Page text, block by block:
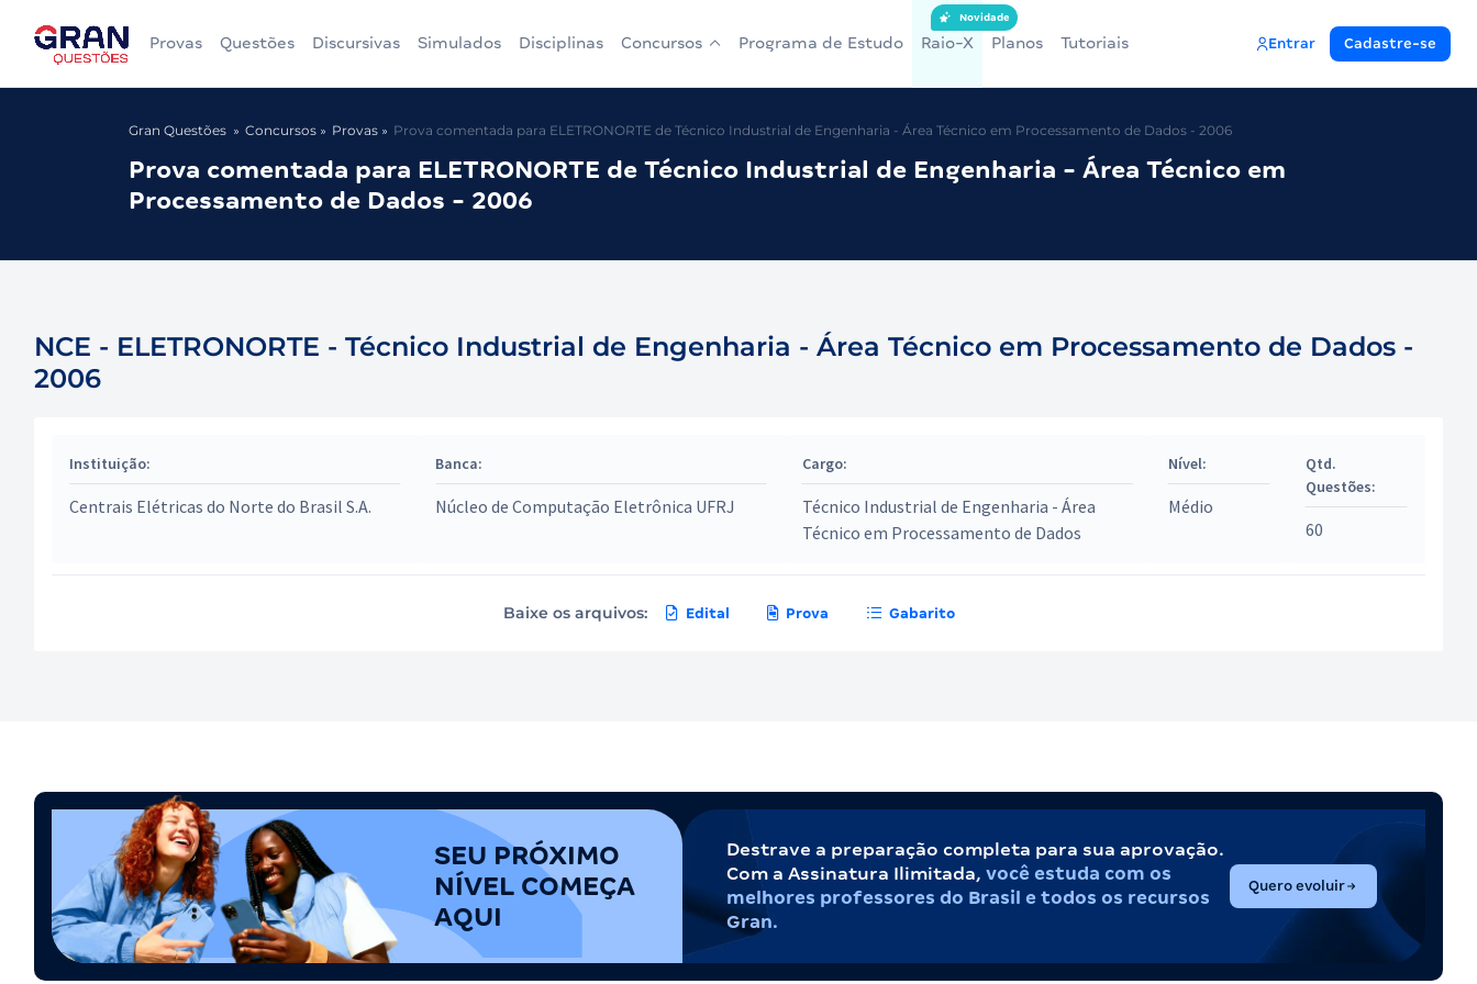
Provas Questões Discursivas Simulados Disciplinas Concursos Programa de Estudo Raio-X
Novidade
Planos Tutoriais Entrar Cadastre-se
Gran Questões Concursos Provas Prova comentada para ELETRONORTE de Técnico Industrial de Engenharia - Área Técnico em Processamento de Dados - 2006
Prova comentada para ELETRONORTE de Técnico Industrial de Engenharia - Área Técnico em
Processamento de Dados - 2006
NCE - ELETRONORTE - Técnico Industrial de Engenharia - Área Técnico em Processamento de Dados -
2006
Instituição:
Centrais Elétricas do Norte do Brasil S.A.
Banca:
Núcleo de Computação Eletrônica UFRJ
Cargo:
Técnico Industrial de Engenharia - Área
Técnico em Processamento de Dados
Nível:
Médio
Qtd.
Questões:
60
Baixe os arquivos: Edital Prova Gabarito
SEU PRÓXIMO
NÍVEL COMEÇA
AQUI
Destrave a preparação completa para sua aprovação.
Com a Assinatura Ilimitada, você estuda com os
melhores professores do Brasil e todos os recursos
Gran.
Quero evoluir(abre em nova aba)